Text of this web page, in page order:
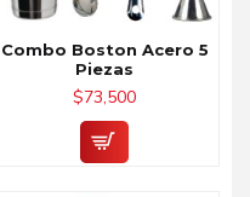
Combo Boston Acero 5
Piezas
$73,500